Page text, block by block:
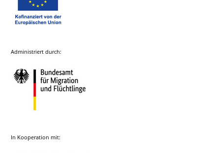
Administriert durch:
In Kooperation mit: